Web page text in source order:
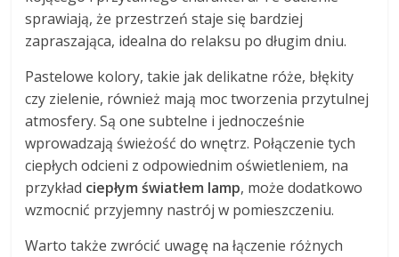
sprawiają, że przestrzeń staje się bardziej
zapraszająca, idealna do relaksu po długim dniu.
Pastelowe kolory, takie jak delikatne róże, błękity
czy zielenie, również mają moc tworzenia przytulnej
atmosfery. Są one subtelne i jednocześnie
wprowadzają świeżość do wnętrz. Połączenie tych
ciepłych odcieni z odpowiednim oświetleniem, na
przykład ciepłym światłem lamp, może dodatkowo
wzmocnić przyjemny nastrój w pomieszczeniu.
Warto także zwrócić uwagę na łączenie różnych